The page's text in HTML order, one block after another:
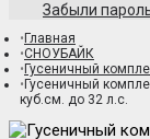
Забыли
Главная
СНОУБАЙК
Гусеничный
Гусеничный
куб.см. до 32 л.с.